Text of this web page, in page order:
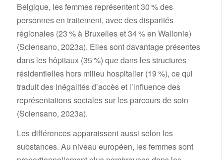
Belgique, les femmes représentent 30 % des
personnes en traitement, avec des disparités
régionales (23 % à Bruxelles et 34 % en Wallonie)
(Sciensano, 2023a). Elles sont davantage présentes
dans les hôpitaux (35 %) que dans les structures
résidentielles hors milieu hospitalier (19 %), ce qui
traduit des inégalités d’accès et l’influence des
représentations sociales sur les parcours de soin
(Sciensano, 2023a).
Les différences apparaissent aussi selon les
substances. Au niveau européen, les femmes sont